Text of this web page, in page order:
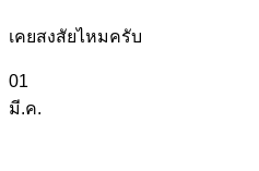
เคยสงสัยไหมครับ
01
มี.ค.